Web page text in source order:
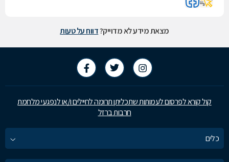
מצאת מידע לא מדוייק?דווח על טעות
קול קורא לפרסום לעמותות שתכליתן תרומה לחיילים ו/או לנפגעי מלחמת
חרבות ברזל
כלים